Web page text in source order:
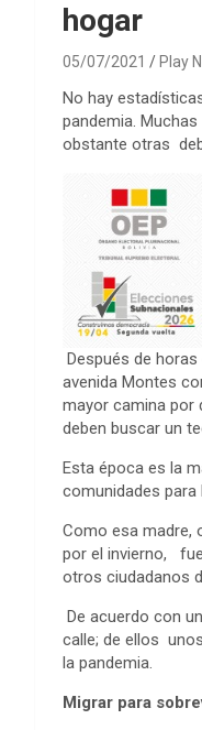
hogar
05/07/2021 Play
No hay
pandemia.
obstante otras
Después de
avenida Montes
mayor camina por
deben buscar un
Esta época es la
comunidades para
Como esa madre,
por el invierno,
otros ciudadanos
De acuerdo con
calle; de ellos
la pandemia.
Migrar para